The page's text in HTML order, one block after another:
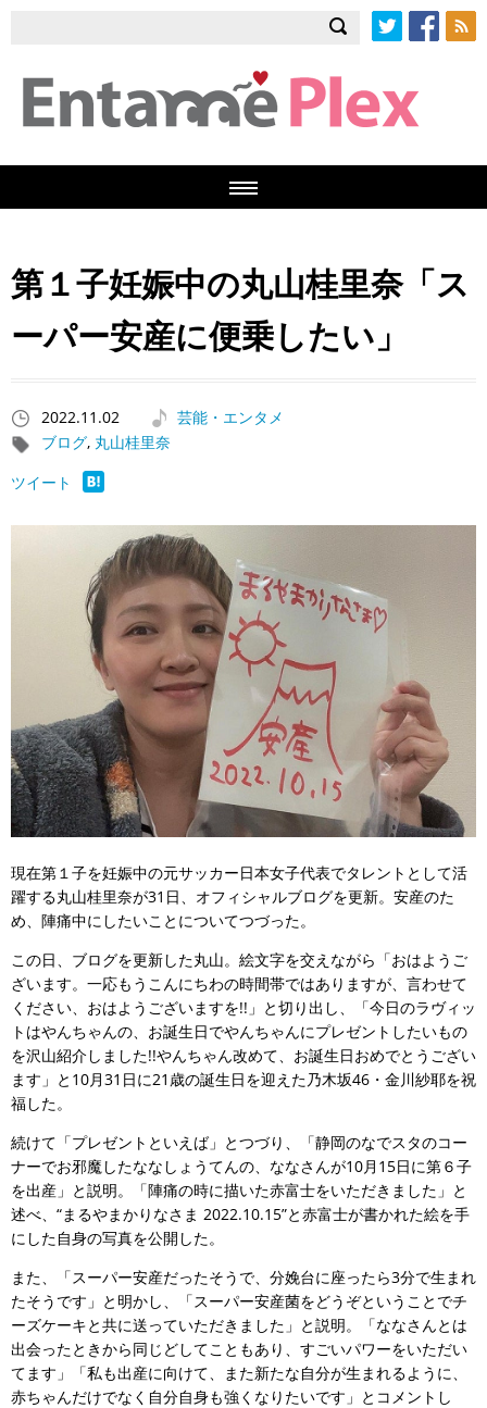
第１子妊娠中の丸山桂里奈「ス
ーパー安産に便乗したい」
2022.11.02
芸能・エンタメ
ブログ, 丸山桂里奈
ツイート
現在第１子を妊娠中の元サッカー日本女子代表でタレントとして活
躍する丸山桂里奈が31日、オフィシャルブログを更新。安産のた
め、陣痛中にしたいことについてつづった。
この日、ブログを更新した丸山。絵文字を交えながら「おはようご
ざいます。一応もうこんにちわの時間帯ではありますが、言わせて
ください、おはようございますを!!」と切り出し、「今日のラヴィッ
トはやんちゃんの、お誕生日でやんちゃんにプレゼントしたいもの
を沢山紹介しました!!やんちゃん改めて、お誕生日おめでとうござい
ます」と10月31日に21歳の誕生日を迎えた乃木坂46・金川紗耶を祝
福した。
続けて「プレゼントといえば」とつづり、「静岡のなでスタのコー
ナーでお邪魔したななしょうてんの、ななさんが10月15日に第６子
を出産」と説明。「陣痛の時に描いた赤富士をいただきました」と
述べ、“まるやまかりなさま 2022.10.15”と赤富士が書かれた絵を手
にした自身の写真を公開した。
また、「スーパー安産だったそうで、分娩台に座ったら3分で生まれ
たそうです」と明かし、「スーパー安産菌をどうぞということでチ
ーズケーキと共に送っていただきました」と説明。「ななさんとは
出会ったときから同じどしてこともあり、すごいパワーをいただい
てます」「私も出産に向けて、また新たな自分が生まれるように、
赤ちゃんだけでなく自分自身も強くなりたいです」とコメントし